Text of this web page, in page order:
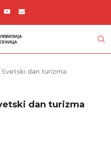
dan turizma
dan turizma